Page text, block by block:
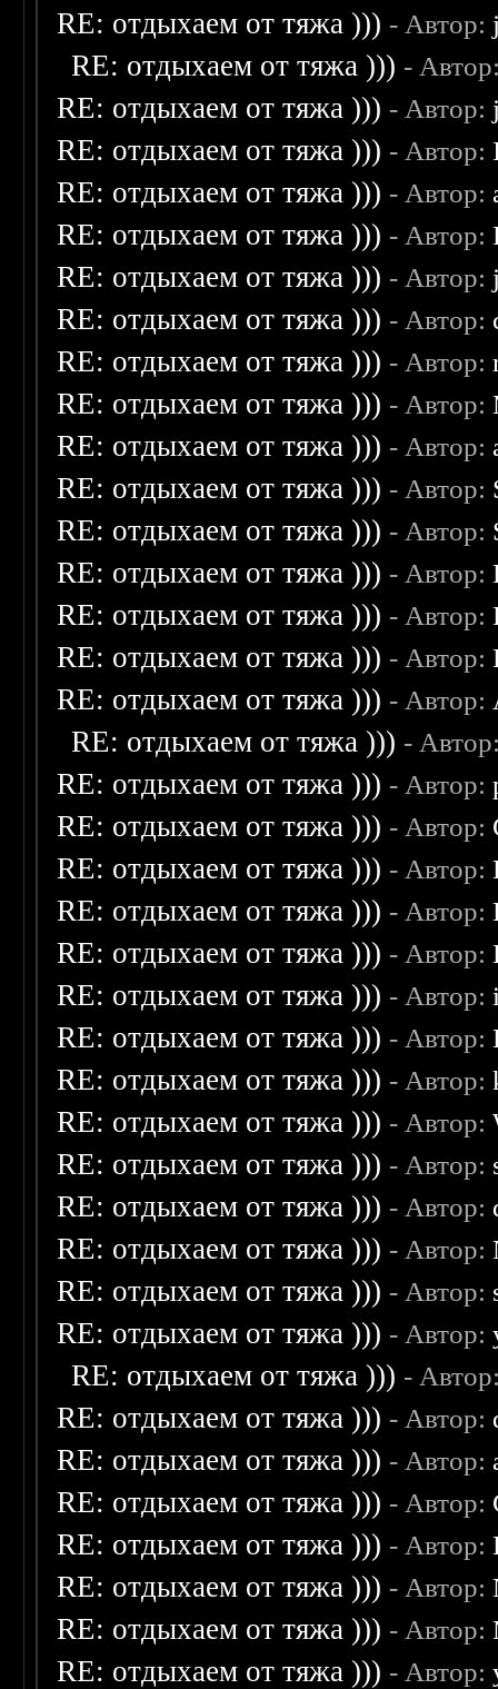
RE: отдыхаем от тяжа ))) - Автор:
RE: отдыхаем от тяжа ))) -
RE: отдыхаем от тяжа ))) - Автор:
RE: отдыхаем от тяжа ))) - Автор:
RE: отдыхаем от тяжа ))) - Автор:
RE: отдыхаем от тяжа ))) - Автор:
RE: отдыхаем от тяжа ))) - Автор:
RE: отдыхаем от тяжа ))) - Автор:
RE: отдыхаем от тяжа ))) - Автор:
RE: отдыхаем от тяжа ))) - Автор:
RE: отдыхаем от тяжа ))) - Автор:
RE: отдыхаем от тяжа ))) - Автор:
RE: отдыхаем от тяжа ))) - Автор:
RE: отдыхаем от тяжа ))) - Автор:
RE: отдыхаем от тяжа ))) - Автор:
RE: отдыхаем от тяжа ))) - Автор:
RE: отдыхаем от тяжа ))) - Автор:
RE: отдыхаем от тяжа ))) -
RE: отдыхаем от тяжа ))) - Автор:
RE: отдыхаем от тяжа ))) - Автор:
RE: отдыхаем от тяжа ))) - Автор:
RE: отдыхаем от тяжа ))) - Автор:
RE: отдыхаем от тяжа ))) - Автор:
RE: отдыхаем от тяжа ))) - Автор:
RE: отдыхаем от тяжа ))) - Автор:
RE: отдыхаем от тяжа ))) - Автор:
RE: отдыхаем от тяжа ))) - Автор:
RE: отдыхаем от тяжа ))) - Автор:
RE: отдыхаем от тяжа ))) - Автор:
RE: отдыхаем от тяжа ))) - Автор:
RE: отдыхаем от тяжа ))) - Автор:
RE: отдыхаем от тяжа ))) - Автор:
RE: отдыхаем от тяжа ))) -
RE: отдыхаем от тяжа ))) - Автор:
RE: отдыхаем от тяжа ))) - Автор:
RE: отдыхаем от тяжа ))) - Автор:
RE: отдыхаем от тяжа ))) - Автор:
RE: отдыхаем от тяжа ))) - Автор:
RE: отдыхаем от тяжа ))) - Автор:
RE: отдыхаем от тяжа ))) - Автор: